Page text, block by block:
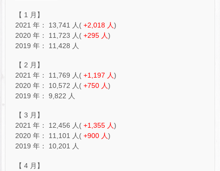
【 1 月】
2021 年： 13,741 人( +2,018 人)
2020 年： 11,723 人( +295 人)
2019 年： 11,428 人
【 2 月】
2021 年： 11,769 人( +1,197 人)
2020 年： 10,572 人( +750 人)
2019 年： 9,822 人
【 3 月】
2021 年： 12,456 人( +1,355 人)
2020 年： 11,101 人( +900 人)
2019 年： 10,201 人
【 4 月】